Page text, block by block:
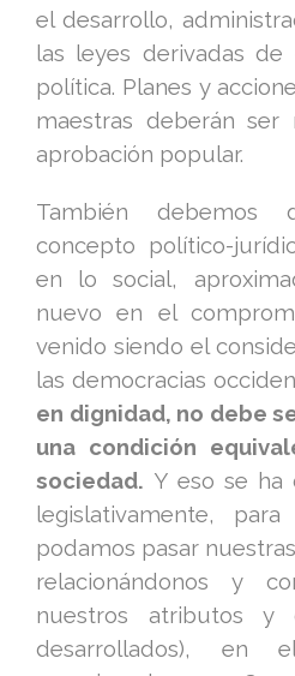
el desarrollo,
las leyes derivadas de
política. Planes y
maestras deberán
aprobación popular.
También debemos
concepto político-
en lo social,
nuevo en el
venido siendo el
las democracias
en dignidad, no debe
una condición
sociedad. Y eso se ha
legislativamente,
podamos pasar
relacionándonos y
nuestros atributos y
desarrollados),